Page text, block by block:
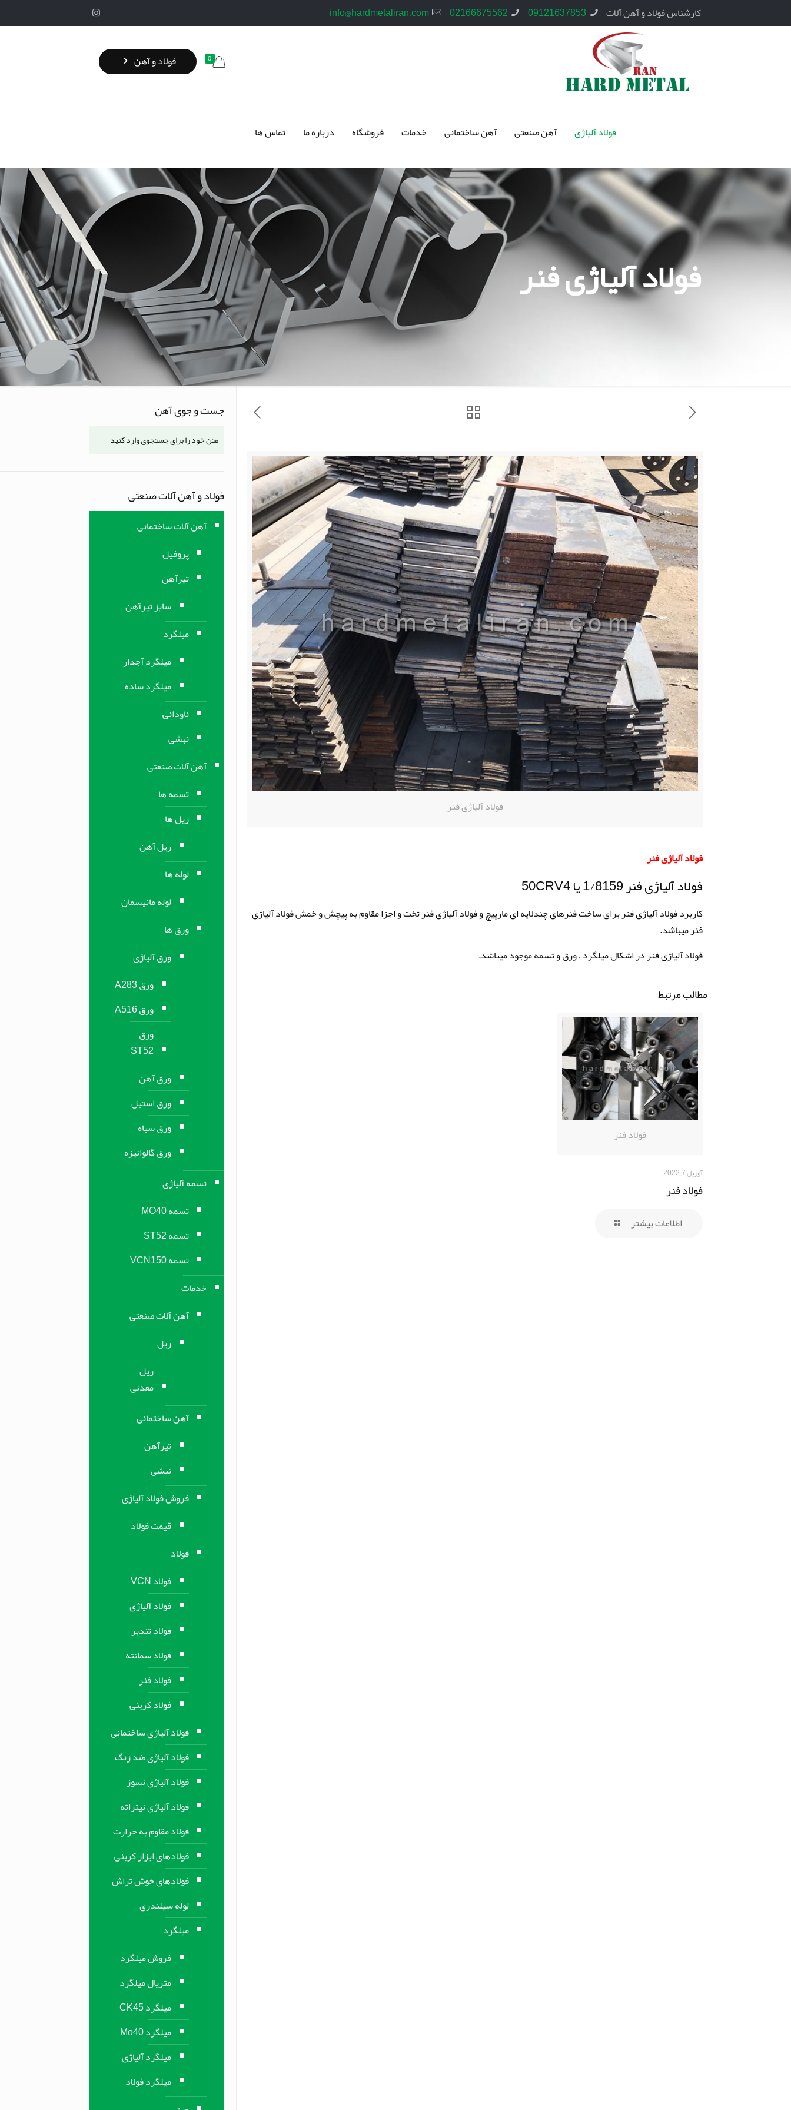
کارشناس فولاد و آهن آلات 09121637853
02166675562
info@hardmetaliran.com
فولاد آلیاژی آهن صنعتی آهن ساختمانی خدمات فروشگاه درباره ما تماس ها
0 فولاد و آهن
فولاد آلیاژی فنر
فولاد آلیاژی فنر
فولاد آلیاژی فنر
فولاد آلیاژی فنر 1/8159 یا 50CRV4
کاربرد فولاد آلیاژی فنر برای ساخت فنرهای چندلایه ای مارپیچ و فولاد آلیاژی فنر تخت و اجزا مقاوم به پیچش و خمش فولاد آلیاژی
فنر میباشد.
فولاد آلیاژی فنر در اشکال میلگرد ، ورق و تسمه موجود میباشد.
مطالب مرتبط
فولاد فنر
آوریل 7, 2022
فولاد فنر
اطلاعات بیشتر
جست و جوی آهن
فولاد و آهن آلات صنعتی
آهن آلات ساختمانی
پروفیل
تیرآهن
سایز تیرآهن
میلگرد
میلگرد آجدار
میلگرد ساده
ناودانی
نبشی
آهن آلات صنعتی
تسمه ها
ریل ها
ریل آهن
لوله ها
لوله مانیسمان
ورق ها
ورق آلیاژی
ورق A283
ورق A516
ورق
ST52
ورق آهن
ورق استیل
ورق سیاه
ورق گالوانیزه
تسمه آلیاژی
تسمه MO40
تسمه ST52
تسمه VCN150
خدمات
آهن آلات صنعتی
ریل
ریل
معدنی
آهن ساختمانی
تیرآهن
نبشی
فروش فولاد آلیاژی
قیمت فولاد
فولاد
فولاد VCN
فولاد آلیاژی
فولاد تندبر
فولاد سمانته
فولاد فنر
فولاد کربنی
فولاد آلیاژی ساختمانی
فولاد آلیاژی ضد زنگ
فولاد آلیاژی نسوز
فولاد آلیاژی نیتراته
فولاد مقاوم به حرارت
فولادهای ابزار کربنی
فولادهای خوش تراش
لوله سیلندری
میلگرد
فروش میلگرد
متریال میلگرد
میلگرد CK45
میلگرد Mo40
میلگرد آلیاژی
میلگرد فولاد